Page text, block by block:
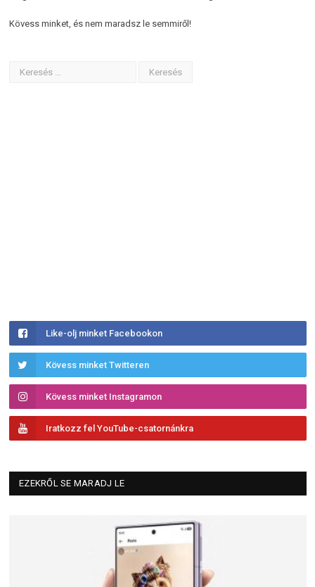
Kövess minket, és nem maradsz le semmiről!
Like-olj minket Facebookon
Kövess minket Twitteren
Kövess minket Instagramon
Iratkozz fel YouTube-csatornánkra
EZEKRŐL SE MARADJ LE